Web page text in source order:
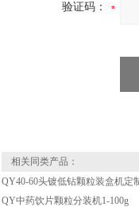
验证码：
相关同类产品：
QY40-60头镀低钻颗粒装盒机定
QY中药饮片颗粒分装机1-100g